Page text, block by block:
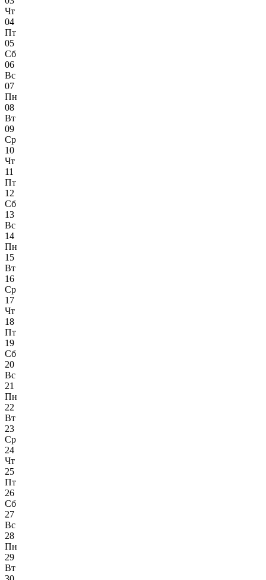
Чт
04
Пт
05
Сб
06
Вс
07
Пн
08
Вт
09
Ср
10
Чт
11
Пт
12
Сб
13
Вс
14
Пн
15
Вт
16
Ср
17
Чт
18
Пт
19
Сб
20
Вс
21
Пн
22
Вт
23
Ср
24
Чт
25
Пт
26
Сб
27
Вс
28
Пн
29
Вт